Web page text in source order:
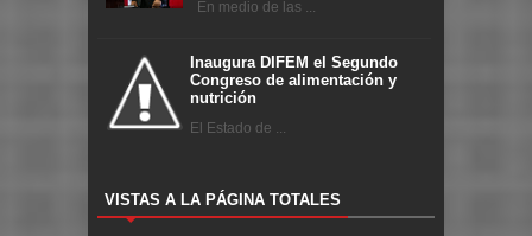
En medio de las ...
Inaugura DIFEM el Segundo
Congreso de alimentación y
nutrición
El Estado de ...
VISTAS A LA PÁGINA TOTALES